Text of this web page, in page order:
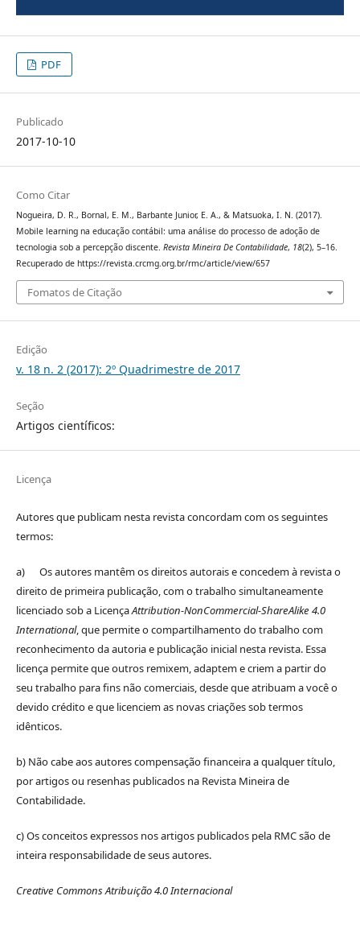
PDF
Publicado
2017-10-10
Como Citar
Nogueira, D. R., Bornal, E. M., Barbante Junior, E. A., & Matsuoka, I. N. (2017).
Mobile learning na educação contábil: uma análise do processo de adoção de
tecnologia sob a percepção discente. Revista Mineira De Contabilidade, 18(2), 5–16.
Recuperado de https://revista.crcmg.org.br/rmc/article/view/657
Fomatos de Citação
Edição
v. 18 n. 2 (2017): 2º Quadrimestre de 2017
Seção
Artigos científicos:
Licença
Autores que publicam nesta revista concordam com os seguintes
termos:
a) Os autores mantêm os direitos autorais e concedem à revista o
direito de primeira publicação, com o trabalho simultaneamente
licenciado sob a LicençaAttribution-NonCommercial-ShareAlike 4.0
International, que permite o compartilhamento do trabalho com
reconhecimento da autoria e publicação inicial nesta revista. Essa
licença permite que outros remixem, adaptem e criem a partir do
seu trabalho para fins não comerciais, desde que atribuam a você o
devido crédito e que licenciem as novas criações sob termos
idênticos.
b) Não cabe aos autores compensação financeira a qualquer título,
por artigos ou resenhas publicados na Revista Mineira de
Contabilidade.
c) Os conceitos expressos nos artigos publicados pela RMC são de
inteira responsabilidade de seus autores.
Creative Commons Atribuição 4.0 Internacional